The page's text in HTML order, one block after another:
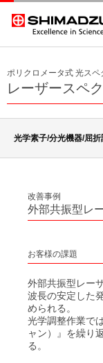
ポリクロメータ式 光スペ
レーザースペ
光学素子/分光機器/屈折
モノクロメータ用凹
トロイダル回折格子
等間隔直線溝 小形凹
平面ブレーズド ホロ
低迷光回折格子［ロー
光学素子
非球面鏡
高耐性レーザミラー
ポルカドットビーム
分光機器
レーザースペクトラ
小形分光器スペクト
分光分析(分光光度計)
屈折計
改善事例
外部共振型レ
お客様の課題
外部共振型レー
波長の安定した
められる。
光学調整作業で
ャン）』を繰り
る。